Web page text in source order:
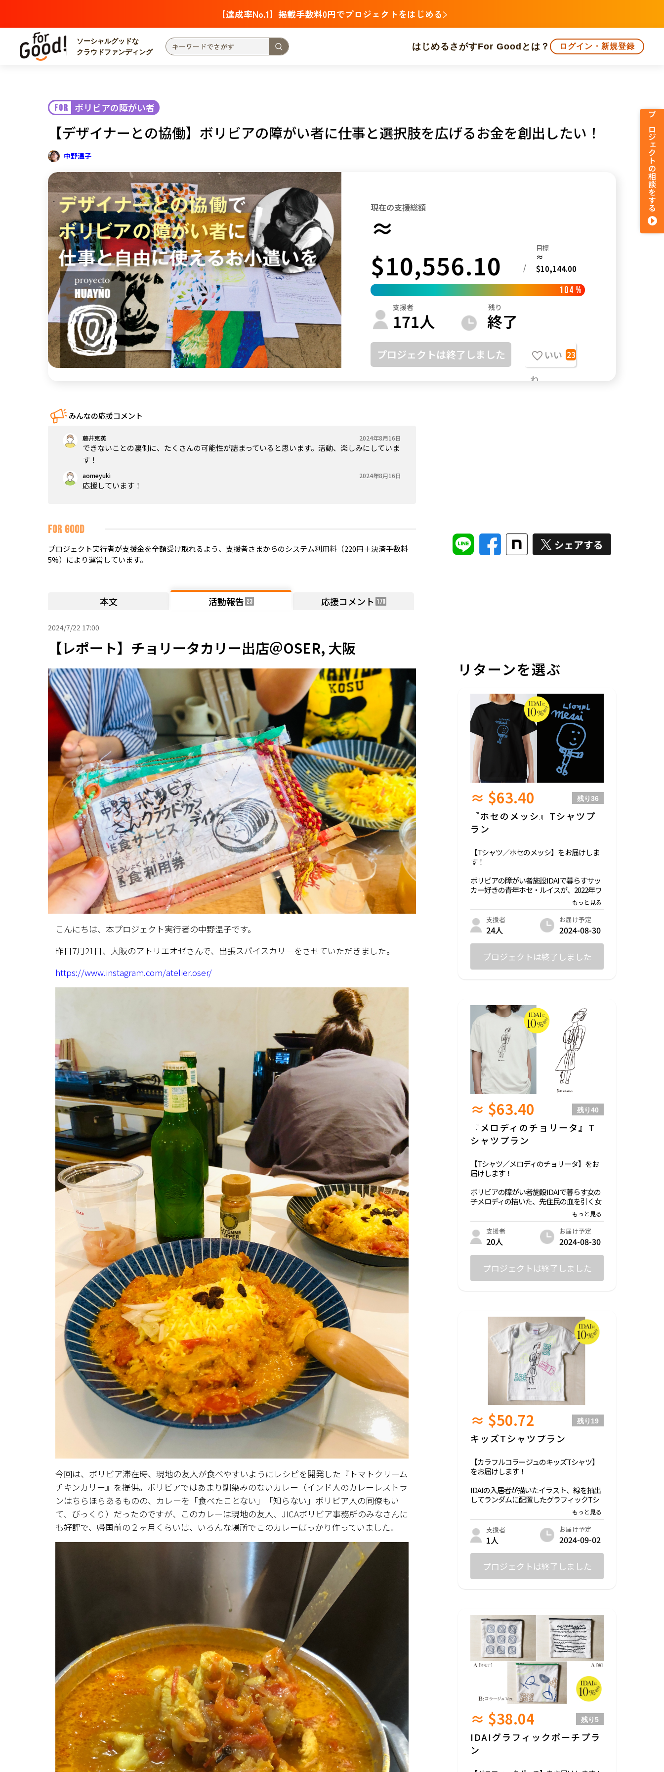
【達成率No.1】掲載手数料0円でプロジェクトをはじめる
ソーシャルグッドな
クラウドファンディング
はじめる さがすFor Goodとは？ ログイン・新規登録
カテゴリーからさがす
災害
社会貢献
地域からさがす
関東 茨城 栃木 群馬 埼玉 千葉
中部 新潟 富山 石川 福井 山梨
近畿 三重 滋賀 京都 大阪 兵庫
中国 鳥取 島根 岡山 広島 山口
四国 徳島 香川 愛媛 高知
九州・沖縄 福岡 佐賀 長崎 熊本 大分 鹿児島 沖縄
FOR ボリビアの障がい者
【デザイナーとの協働】ボリビアの障がい者に仕事と選択肢を広げるお金を創出したい！
中野温子
現在の支援総額
≈
$10,556.10
/
目標
≈
$10,144.00
104 %
支援者
171人
残り
終了
プロジェクトは終了しました
いい
ね
23
みんなの応援コメント
藤井克英 2024年8月16日
できないことの裏側に、たくさんの可能性が詰まっていると思います。活動、楽しみにしていま
す！
aomeyuki 2024年8月16日
応援しています！
FOR GOOD
プロジェクト実行者が支援金を全額受け取れるよう、支援者さまからのシステム利用料（220円＋決済手数料
5%）により運営しています。
プロジェクトの相談をする
本文 活動報告 23 応援コメント 170
2024/7/22 17:00
【レポート】チョリータカリー出店＠OSER, 大阪
こんにちは、本プロジェクト実行者の中野温子です。
昨日7月21日、大阪のアトリエオゼさんで、出張スパイスカリーをさせていただきました。
https://www.instagram.com/atelier.oser/
今回は、ボリビア滞在時、現地の友人が食べやすいようにレシピを開発した『トマトクリーム
チキンカリー』を提供。ボリビアではあまり馴染みのないカレー（インド人のカレーレストラ
ンはちらほらあるものの、カレーを「食べたことない」「知らない」ボリビア人の同僚もい
て、びっくり）だったのですが、このカレーは現地の友人、JICAボリビア事務所のみなさんに
も好評で、帰国前の２ヶ月くらいは、いろんな場所でこのカレーばっかり作っていました。
リターンを選ぶ
≈ $63.40 残り36
『ホセのメッシ』Tシャツプ
ラン
【Tシャツ／ホセのメッシ】をお届けしま
す！
ボリビアの障がい者施設IDAIで暮らすサッ
カー好きの青年ホセ・ルイスが、2022年ワ
ールドカップ開催中に描いた魅力的なメッ
シのデザインのTシャツをお届けします。
※売上の10%はボリビアの障がい者施設ID
AIへ渡します。
◎サイズ：S/ M/ L/ XL ※ユニセックス
◎生地：綿100%
・お礼のメッセージ
・LINE限定オープンチャットご招待（今後
のプロジェクトの進捗を共有します！）
支援者
24人
お届け予定
2024-08-30
プロジェクトは終了しました
≈ $63.40 残り40
『メロディのチョリータ』T
シャツプラン
【Tシャツ／メロディのチョリータ】をお
届けします！
ボリビアの障がい者施設IDAIで暮らす女の
子メロディの描いた、先住民の血を引く女
性「チョリータ」を施した、シンプルなが
らも個性の光る線が特徴的なデザインのT
シャツをお届けします。
「描けない〜」と言いながらも、チョリー
タの写真を見ながら描き上げたイラストで
す。
※売上の10%はボリビアの障がい者施設ID
【アイボリー】
支援いただいた皆様に以下お送りさせてい
ただきます↓↓↓
・お礼のメッセージ
・LINE限定オープンチャットご招待（今後
のプロジェクトの進捗を共有します！）
支援者
20人
お届け予定
2024-08-30
プロジェクトは終了しました
≈ $50.72 残り 19
キッズTシャツプラン
【カラフルコラージュのキッズTシャツ】
をお届けします！
IDAIの入居者が描いたイラスト、線を抽出
してランダムに配置したグラフィックTシ
ャツをキッズサイズでご用意します。
メインのモチーフは『メロディのチョリー
タ』。その周りに魅力的な線と形をあしら
って、ワクワク楽しいTシャツに仕上げま
した。
現地で取り組んでいきたい試作のプロダク
トとしてご用意します。
AIへ渡します。
◎サイズ：90/ 100/ 110/ 120 ※ユニセックス
◎生地：綿100%
United Athle 5001-02 5.6オンス【ホワイ
ト】
支援いただいた皆様に以下お送りさせてい
ただきます↓↓↓
・お礼のメッセージ
・LINE限定オープンチャットご招待（今後
のプロジェクトの進捗を共有します！）
支援者
1人
お届け予定
2024-09-02
プロジェクトは終了しました
≈ $38.04 残り5
IDAIグラフィックポーチプラ
ン